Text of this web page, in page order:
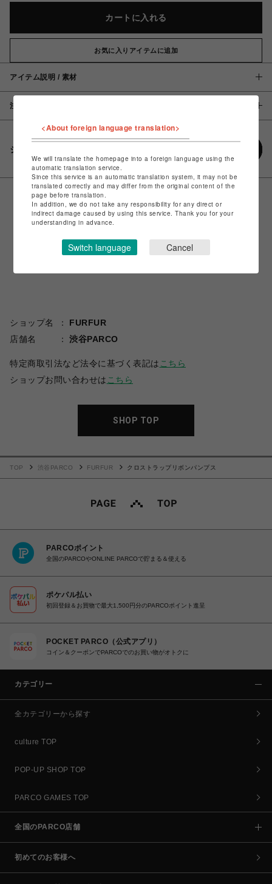
カートに入れる
お気に入りアイテムに追加
アイテム説明 / 素材
注意事項
シェアする
ショップ名
FURFUR
店舗名
渋谷PARCO
特定商取引法など法令に基づく表記は こちら
ショップお問い合わせは こちら
SHOP TOP
TOP 渋谷PARCO FURFUR クロストラップリボンパンプス
PARCOポイント
全国のPARCOやONLINE PARCOで貯まる＆使える
ポケパル払い
初回登録＆お買物で最大1,500円分のPARCOポイント進呈
POCKET PARCO（公式アプリ）
コイン＆クーポンでPARCOでのお買い物がオトクに
カテゴリー
全カテゴリーから探す
culture TOP
POP-UP SHOP TOP
PARCO GAMES TOP
全国のPARCO店舗
初めてのお客様へ
<About foreign language translation>
We will translate the homepage into a foreign language using the
automatic translation service.
Since this service is an automatic translation system, it may not be
translated correctly and may differ from the original content of the
page before translation.
In addition, we do not take any responsibility for any direct or
indirect damage caused by using this service. Thank you for your
understanding in advance.
Switch language Cancel